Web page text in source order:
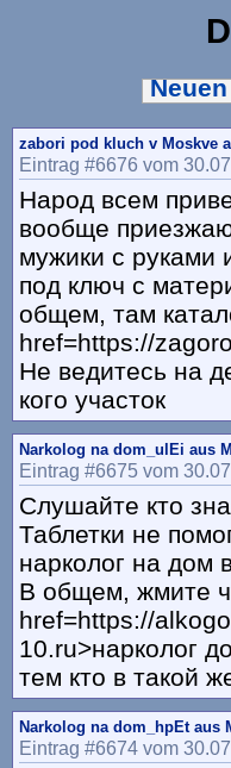
zabori pod kluch v Moskve
Eintrag #6676 vom
Народ всем
вообще
мужики с руками
под ключ с
общем, там
href=https://
Не ведитесь на
кого участок
Narkolog na dom_ulEi aus
Eintrag #6675 vom
Слушайте кто
Таблетки не
нарколог на дом
В общем, жмите
href=https://
10.ru>нарколог
тем кто в такой
Narkolog na dom_hpEt aus
Eintrag #6674 vom